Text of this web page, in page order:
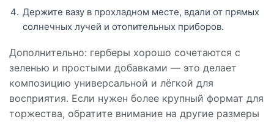
Держите вазу в прохладном месте, вдали от прямых
солнечных лучей и отопительных приборов.
Дополнительно: герберы хорошо сочетаются с
зеленью и простыми добавками — это делает
композицию универсальной и лёгкой для
восприятия. Если нужен более крупный формат для
торжества, обратите внимание на другие размеры